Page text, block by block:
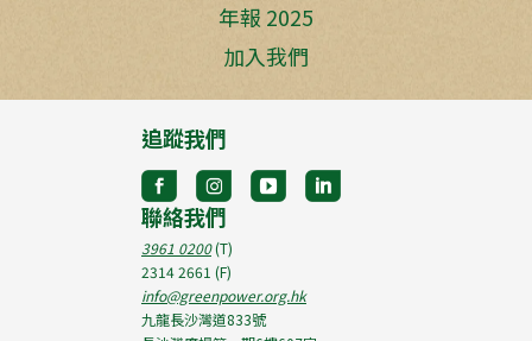
年報 2025
加入我們
追蹤我們
聯絡我們
3961 0200(T)
2314 2661 (F)
info@greenpower.org.hk
九龍長沙灣道833號